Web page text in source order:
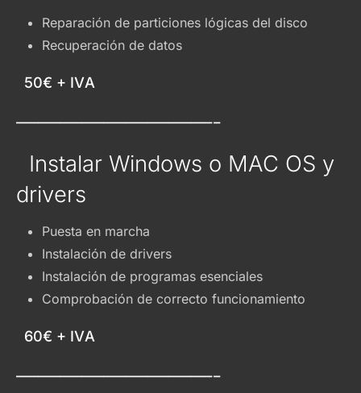
Reparación de particiones lógicas del disco
Recuperación de datos
50€ + IVA
—————————-
Instalar Windows o MAC OS y
drivers
Puesta en marcha
Instalación de drivers
Instalación de programas esenciales
Comprobación de correcto funcionamiento
60€ + IVA
—————————-